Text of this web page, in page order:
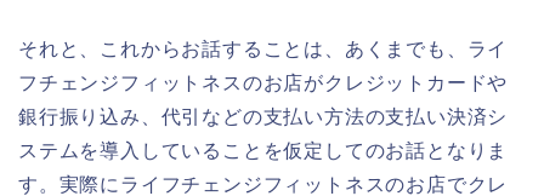
それと、これからお話することは、あくまでも、ライ
フチェンジフィットネスのお店がクレジットカードや
銀行振り込み、代引などの支払い方法の支払い決済シ
ステムを導入していることを仮定してのお話となりま
す。実際にライフチェンジフィットネスのお店でクレ